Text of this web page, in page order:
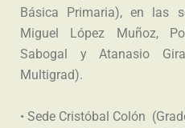
Básica Primaria), en las
Miguel López Muñoz,
Sabogal y Atanasio
Multigrad).
• Sede Cristóbal Colón